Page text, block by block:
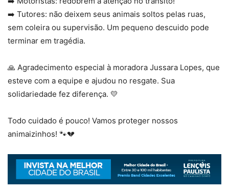
➡️ Tutores: não deixem seus animais soltos pelas ruas,
sem coleira ou supervisão. Um pequeno descuido pode
terminar em tragédia.
🙏 Agradecimento especial à moradora Jussara Lopes, que
esteve com a equipe e ajudou no resgate. Sua
solidariedade fez diferença. 💛
Todo cuidado é pouco! Vamos proteger nossos
animaizinhos! 🐾💔